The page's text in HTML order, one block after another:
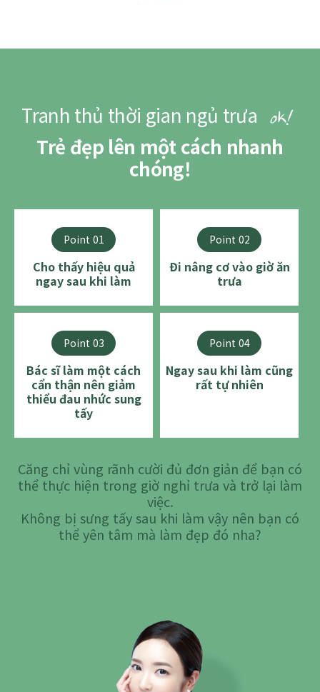
Tranh thủ thời gian ngủ trưa ok!
Trẻ đẹp lên một cách nhanh
chóng!
Point 01
Cho thấy hiệu quả
ngay sau khi làm
Point 02
Đi nâng cơ vào giờ ăn
trưa
Point 03
Bác sĩ làm một cách
cẩn thận nên giảm
thiểu đau nhức sung
tấy
Point 04
Ngay sau khi làm cũng
rất tự nhiên
Căng chỉ vùng rãnh cười đủ đơn giản để bạn có
thể thực hiện trong giờ nghỉ trưa và trở lại làm
việc.
Không bị sưng tấy sau khi làm vậy nên bạn có
thể yên tâm mà làm đẹp đó nha?